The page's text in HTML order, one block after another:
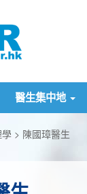
醫生集中地
陳國璋醫生